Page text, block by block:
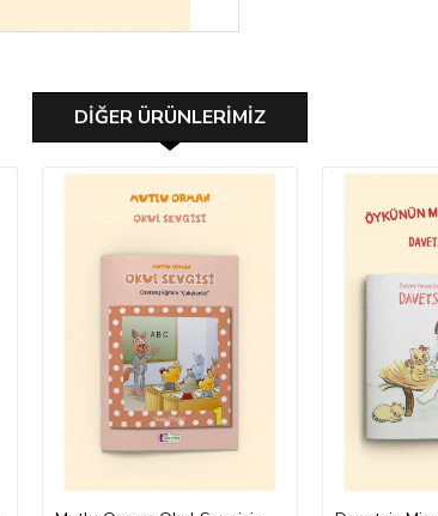
DIĞER ÜRÜNLERIMIZ